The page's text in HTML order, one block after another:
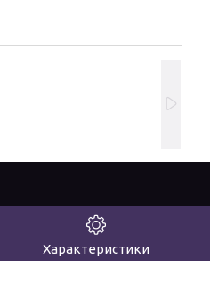
Характеристики